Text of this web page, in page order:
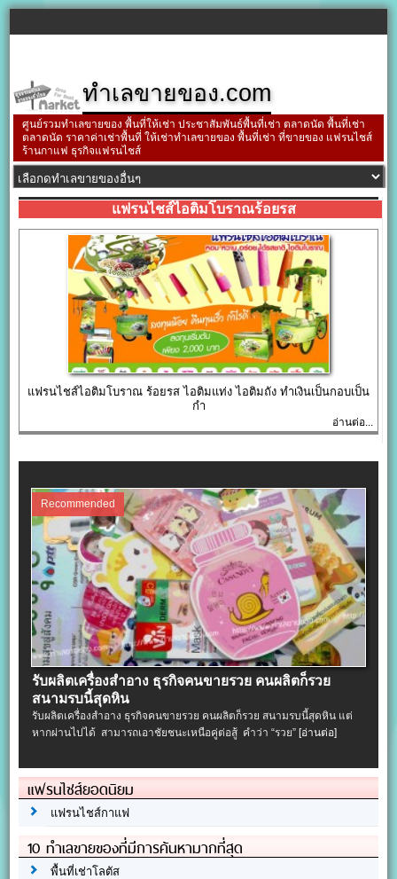
ทำเลขายของ.com
ศูนย์รวมทำเลขายของ พื้นที่ให้เช่า ประชาสัมพันธ์พื้นที่เช่า ตลาดนัด พื้นที่เช่า
ตลาดนัด ราคาค่าเช่าพื้นที่ ให้เช่าทำเลขายของ พื้นที่เช่า ที่ขายของ แฟรนไชส์
ร้านกาแฟ ธุรกิจแฟรนไชส์
แฟรนไชส์ไอติมโบราณร้อยรส
แฟรนไชส์ไอติมโบราณ ร้อยรส ไอติมแท่ง ไอติมถัง ทำเงินเป็นกอบเป็น
กำ
อ่านต่อ...
Recommended
รับผลิตเครื่องสําอาง ธุรกิจคนขายรวย คนผลิตก็รวย
สนามรบนี้สุดหิน
รับผลิตเครื่องสําอาง ธุรกิจคนขายรวย คนผลิตก็รวย สนามรบนี้สุดหิน แต่
หากผ่านไปได้ สามารถเอาชัยชนะเหนือคู่ต่อสู้ คำว่า “รวย”[อ่านต่อ]
แฟรนไชส์ยอดนิยม
แฟรนไชส์กาแฟ
10 ทำเลขายของที่มีการค้นหามากที่สุด
พื้นที่เช่าโลตัส